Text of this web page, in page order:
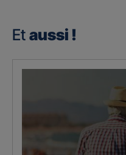
Et aussi !